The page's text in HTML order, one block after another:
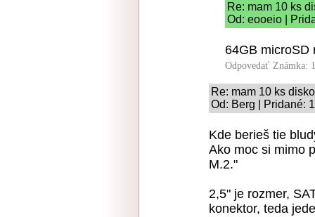
Re: mam 10 ks
Od: eooeio |
64GB microSD
Odpovedať Známka:
Re: mam 10 ks
Od: Berg | Pridané:
Kde berieš tie
Ako moc si mimo
M.2."
2,5" je rozmer,
konektor, teda